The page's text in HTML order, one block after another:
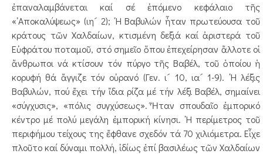
ἐπαναλαμβάνεται καί σέ ἑπόμενο κεφάλαιο τῆς
«᾿Αποκαλύψεως» (ιη´ 2); ῾Η Βαβυλών ἦταν πρωτεύουσα τοῦ
κράτους τῶν Χαλδαίων, κτισμένη δεξιά καί ἀριστερά τοῦ
Εὐφράτου ποταμοῦ, στό σημεῖο ὅπου ἐπεχείρησαν ἄλλοτε οἱ
ἄνθρωποι νά κτίσουν τόν πύργο τῆς Βαβέλ, τοῦ ὁποίου ἡ
κορυφή θά ἄγγιζε τόν οὐρανό (Γεν. ι´ 10, ια´ 1-9). ῾Η λέξις
Βαβυλών, πού ἔχει τήν ἴδια ρίζα μέ τήν λέξι Βαβέλ, σημαίνει
«σύγχυσις», «πόλις συγχύσεως». Ἦταν σπουδαῖο ἐμπορικό
κέντρο μέ πολύ μεγάλη ἐμπορική κίνησι. ῾Η περίμετρος τοῦ
περιφήμου τείχους της ἔφθανε σχεδόν τά 70 χιλιόμετρα. Εἶχε
πλοῦτο καί δύναμι πολλή, ἰδίως ἐπί βασιλέως τῶν Χαλδαίων